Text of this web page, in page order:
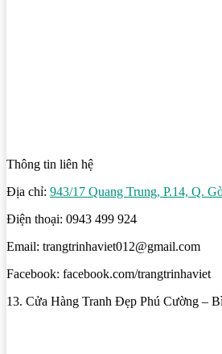
Thông tin liên hệ
Địa chỉ: 943/17 Quang Trung, P.14, Q.
Điện thoại: 0943 499 924
Email: trangtrinhaviet012@gmail.com
Facebook: facebook.com/trangtrinhaviet
13. Cửa Hàng Tranh Đẹp Phú Cường –